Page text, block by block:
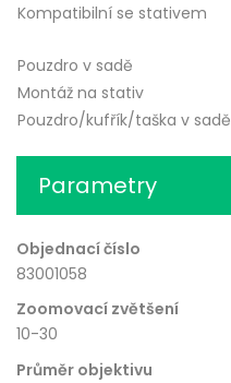
Kompatibilní se stativem
Pouzdro v sadě
Montáž na stativ
Pouzdro/kufřík/taška v sadě
Parametry
Objednací číslo
83001058
Zoomovací zvětšení
10-30
Průměr objektivu